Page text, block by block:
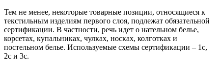
Тем не менее, некоторые товарные позиции, относящиеся к
текстильным изделиям первого слоя, подлежат обязательной
сертификации. В частности, речь идет о нательном белье,
корсетах, купальниках, чулках, носках, колготках и
постельном белье. Используемые схемы сертификации – 1с,
2с и 3с.